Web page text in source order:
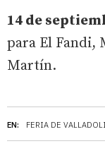
EN: FERIA DE
14 de
para El Fandi,
Martín.